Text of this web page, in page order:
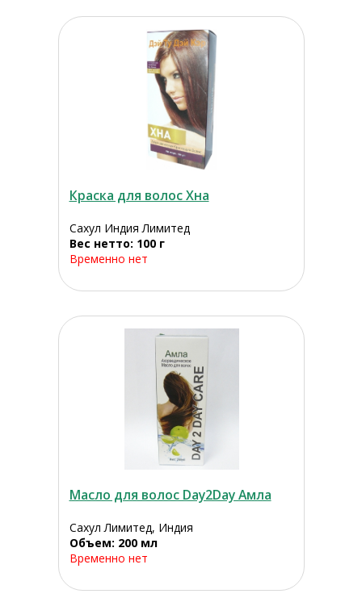
Краска для волос Хна
Сахул Индия Лимитед
Вес нетто: 100 г
Временно нет
Масло для волос Day2Day Амла
Сахул Лимитед, Индия
Объем: 200 мл
Временно нет